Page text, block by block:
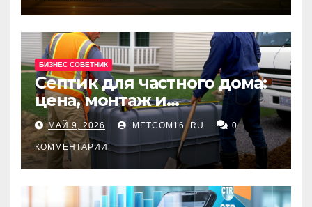
БИЗНЕС СОВЕТНИК
Септик для частного дома:
цена, монтаж и
организация автономной
канализации
МАЙ 9, 2026 METCOM16_RU 0
КОММЕНТАРИИ